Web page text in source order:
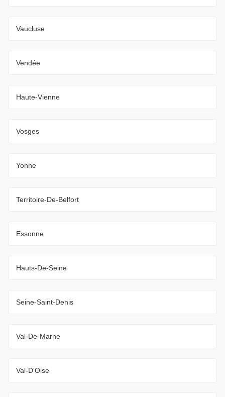
Vaucluse
Vendée
Haute-Vienne
Vosges
Yonne
Territoire-De-Belfort
Essonne
Hauts-De-Seine
Seine-Saint-Denis
Val-De-Marne
Val-D'Oise